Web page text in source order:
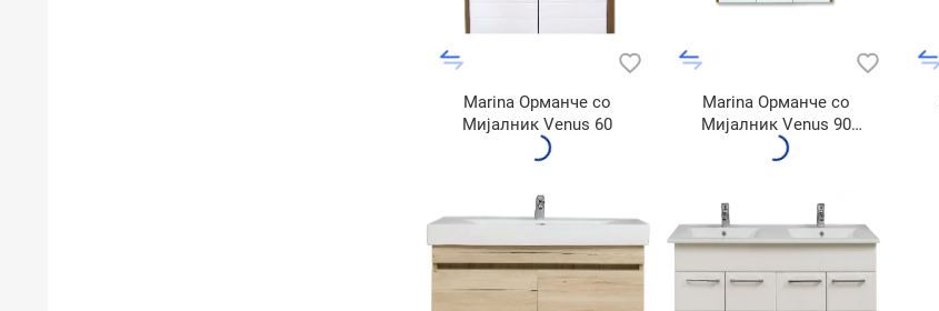
Marina Орманче со
Мијалник Venus 60
Marina Орманче со
Мијалник Venus 90
900BX